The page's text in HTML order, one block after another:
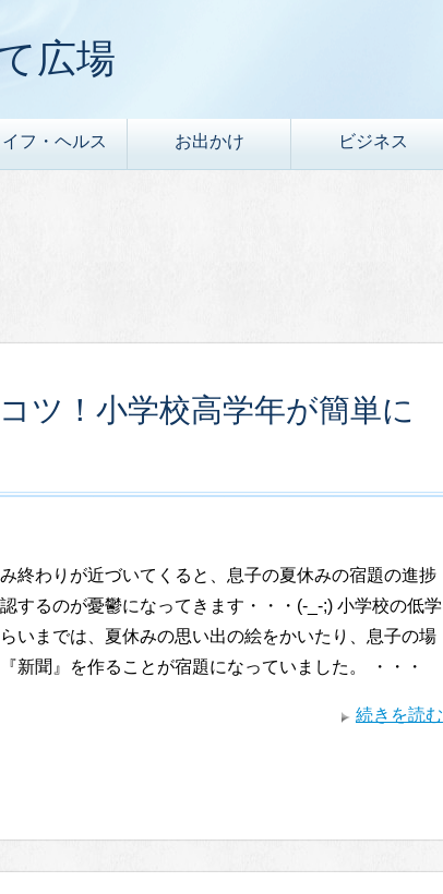
広場
フ・ヘルス お出かけ ビジネス
ツ！小学校高学年が簡単に
終わりが近づいてくると、息子の夏休みの宿題の進捗
するのが憂鬱になってきます・・・(-_-;) 小学校の低学
いまでは、夏休みの思い出の絵をかいたり、息子の場
新聞』を作ることが宿題になっていました。 ・・・
続きを読む